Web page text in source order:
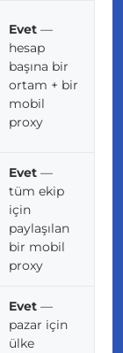
Evet —
hesap
başına bir
ortam + bir
mobil
proxy
Evet —
tüm ekip
için
paylaşılan
bir mobil
proxy
Evet —
pazar için
ülke